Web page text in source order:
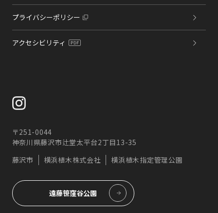
プライバシーポリシー
アクセシビリティ
〒251-0044
神奈川県藤沢市辻堂太平台2丁目13-35
藤沢市
横浜植木株式会社 横浜植木指定管理公園
遠藤笹窪谷公園